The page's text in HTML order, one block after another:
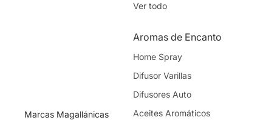
Marcas Magallánicas
Ver todo
Aromas de Encanto
Home Spray
Difusor Varillas
Difusores Auto
Aceites Aromáticos